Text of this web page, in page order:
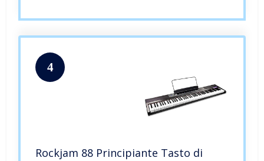
4
Rockjam 88 Principiante Tasto di